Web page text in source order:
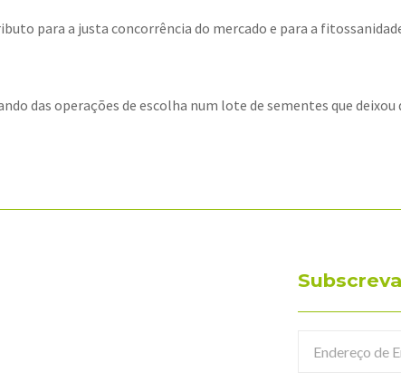
para a justa concorrência do mercado e para a
das operações de escolha num lote de sementes que deixou